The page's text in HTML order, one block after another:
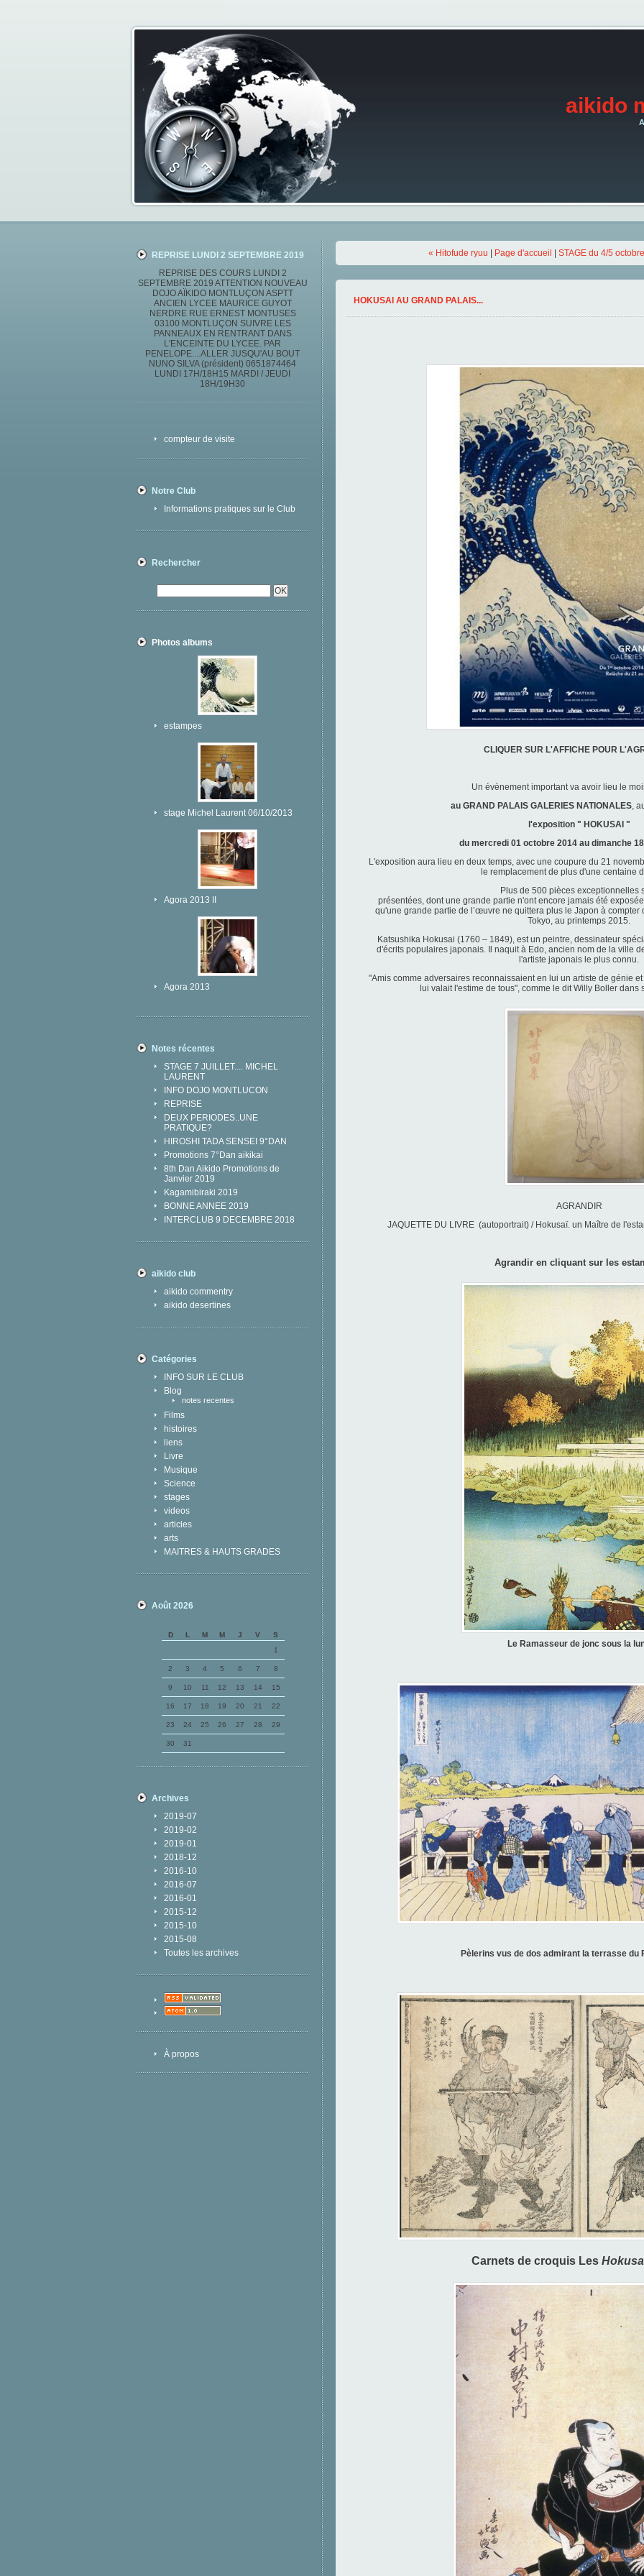
aikido
REPRISE LUNDI 2 SEPTEMBRE 2019
REPRISE DES COURS LUNDI 2
SEPTEMBRE 2019 ATTENTION NOUVEAU
DOJO AÏKIDO MONTLUÇON ASPTT
ANCIEN LYCEE MAURICE GUYOT
NERDRE RUE ERNEST MONTUSES
03100 MONTLUÇON SUIVRE LES
PANNEAUX EN RENTRANT DANS
L'ENCEINTE DU LYCEE. PAR
PENELOPE....ALLER JUSQU'AU BOUT
NUNO SILVA (président) 0651874464
LUNDI 17H/18H15 MARDI / JEUDI
18H/19H30
compteur de visite
Notre Club
Informations pratiques sur le Club
Rechercher
Photos albums
estampes
stage Michel Laurent 06/10/2013
Agora 2013 II
Agora 2013
Notes récentes
STAGE 7 JUILLET.... MICHEL
LAURENT
INFO DOJO MONTLUCON
REPRISE
DEUX PERIODES..UNE
PRATIQUE?
HIROSHI TADA SENSEI 9°DAN
Promotions 7°Dan aikikai
8th Dan Aikido Promotions de
Janvier 2019
Kagamibiraki 2019
BONNE ANNEE 2019
INTERCLUB 9 DECEMBRE 2018
aikido club
aikido commentry
aikido desertines
Catégories
INFO SUR LE CLUB
Blog
notes recentes
Films
histoires
liens
Livre
Musique
Science
stages
videos
articles
arts
MAITRES & HAUTS GRADES
Août 2026
D L M M J V
S
1
2 3 4 5 6 7 8
9 10 11 12 13 14 15
16 17 18 19 20 21 22
23 24 25 26 27 28 29
30 31
Archives
2019-07
2019-02
2019-01
2018-12
2016-10
2016-07
2016-01
2015-12
2015-10
2015-08
Toutes les archives
À propos
« Hitofude ryuu Page d'accueil STAGE du 4/5
HOKUSAI AU GRAND PALAIS...
CLIQUER SUR L'AFFICHE POUR
Un évènement important va avoir lieu le
au GRAND PALAIS GALERIES NATIONALES ,
l'exposition " HOKUSAI "
du mercredi 01 octobre 2014 au dimanche
L'exposition aura lieu en deux temps, avec une coupure du 21
le remplacement de plus d'une centaine
Plus de 500 pièces exceptionnelles
présentées, dont une grande partie n'ont encore jamais été
qu'une grande partie de l’œuvre ne quittera plus le Japon à compter
Tokyo, au printemps 2015.
Katsushika Hokusai (1760 – 1849), est un peintre, dessinateur
d'écrits populaires japonais. Il naquit à Edo, ancien nom de la ville
l'artiste japonais le plus connu.
"Amis comme adversaires reconnaissaient en lui un artiste de génie
lui valait l'estime de tous", comme le dit Willy Boller dans
AGRANDIR
JAQUETTE DU LIVRE (autoportrait) / Hokusaï. un Maître de
Agrandir en cliquant sur les
Le Ramasseur de jonc sous la
Pèlerins vus de dos admirant la terrasse du
Carnets de croquis Les